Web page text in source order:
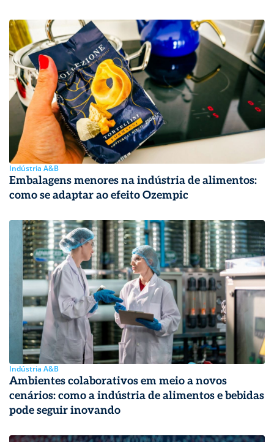
Indústria A&B
Embalagens menores na indústria de alimentos:
como se adaptar ao efeito Ozempic
Indústria A&B
Ambientes colaborativos em meio a novos
cenários: como a indústria de alimentos e bebidas
pode seguir inovando